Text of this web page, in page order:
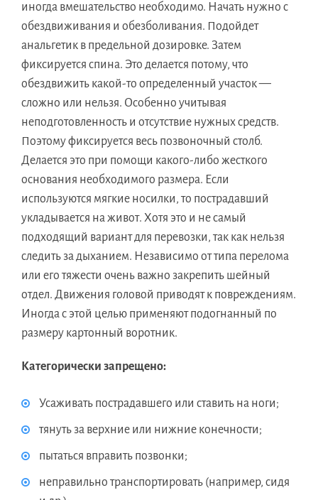
иногда вмешательство необходимо. Начать нужно с
обездвиживания и обезболивания. Подойдет
анальгетик в предельной дозировке. Затем
фиксируется спина. Это делается потому, что
обездвижить какой-то определенный участок —
сложно или нельзя. Особенно учитывая
неподготовленность и отсутствие нужных средств.
Поэтому фиксируется весь позвоночный столб.
Делается это при помощи какого-либо жесткого
основания необходимого размера. Если
используются мягкие носилки, то пострадавший
укладывается на живот. Хотя это и не самый
подходящий вариант для перевозки, так как нельзя
следить за дыханием. Независимо от типа перелома
или его тяжести очень важно закрепить шейный
отдел. Движения головой приводят к повреждениям.
Иногда с этой целью применяют подогнанный по
размеру картонный воротник.
Категорически запрещено:
Усаживать пострадавшего или ставить на ноги;
тянуть за верхние или нижние конечности;
пытаться вправить позвонки;
неправильно транспортировать (например, сидя